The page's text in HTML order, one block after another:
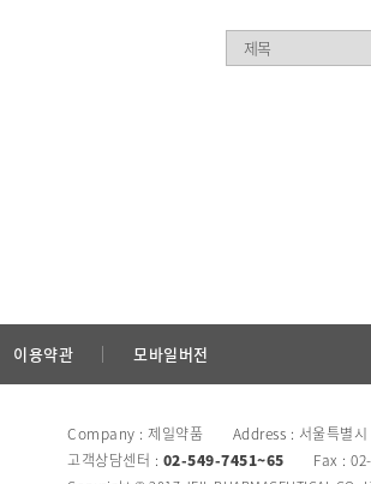
이용약관 모바일버전
Company : 제일약품 Address : 서울특별시
고객상담센터 : 02-549-7451~65 Fax :